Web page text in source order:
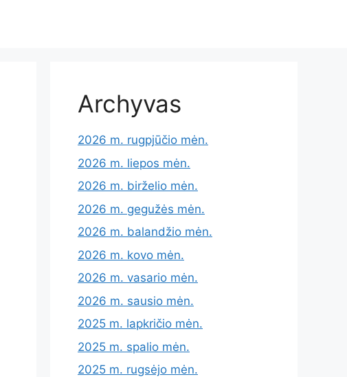
Archyvas
2026 m. rugpjūčio mėn.
2026 m. liepos mėn.
2026 m. birželio mėn.
2026 m. gegužės mėn.
2026 m. balandžio mėn.
2026 m. kovo mėn.
2026 m. vasario mėn.
2026 m. sausio mėn.
2025 m. lapkričio mėn.
2025 m. spalio mėn.
2025 m. rugsėjo mėn.